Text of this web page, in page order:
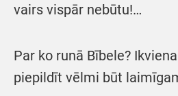
vairs vispār nebūtu!…
Par ko runā Bībele?
piepildīt vēlmi būt